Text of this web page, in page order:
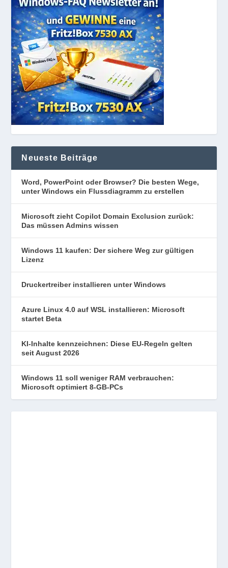
Neueste Beiträge
Word, PowerPoint oder Browser? Die besten Wege,
unter Windows ein Flussdiagramm zu erstellen
Microsoft zieht Copilot Domain Exclusion zurück:
Das müssen Admins wissen
Windows 11 kaufen: Der sichere Weg zur gültigen
Lizenz
Druckertreiber installieren unter Windows
Azure Linux 4.0 auf WSL installieren: Microsoft
startet Beta
KI-Inhalte kennzeichnen: Diese EU-Regeln gelten
seit August 2026
Windows 11 soll weniger RAM verbrauchen:
Microsoft optimiert 8-GB-PCs